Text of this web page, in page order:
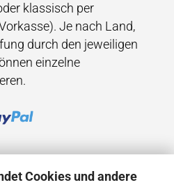
Cookies und andere
klassisch per
Je nach Land,
durch den jeweiligen
einzelne